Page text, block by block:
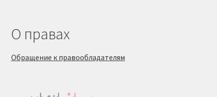
О правах
Обращение к правообладателям